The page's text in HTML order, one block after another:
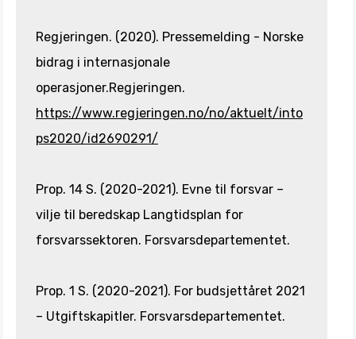
Regjeringen. (2020). Pressemelding - Norske
bidrag i internasjonale
operasjoner.Regjeringen.
https://www.regjeringen.no/no/aktuelt/into
ps2020/id2690291/
Prop. 14 S. (2020-2021). Evne til forsvar –
vilje til beredskap Langtidsplan for
forsvarssektoren. Forsvarsdepartementet.
Prop. 1 S. (2020-2021). For budsjettåret 2021
– Utgiftskapitler. Forsvarsdepartementet.